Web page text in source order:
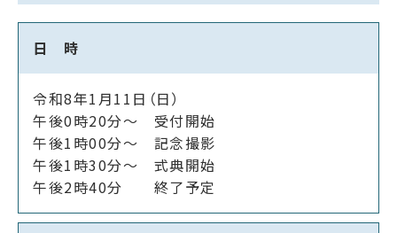
日 時
令和8年1月11日（日）
午後0時20分～ 受付開始
午後1時00分～ 記念撮影
午後1時30分～ 式典開始
午後2時40分 終了予定